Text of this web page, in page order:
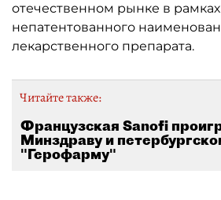
отечественном рынке в
непатентованного
лекарственного препарата.
Читайте также:
Французская Sanofi
Минздраву и
"Герофарму"